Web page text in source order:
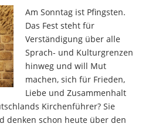
Am Sonntag ist Pfingsten.
Das Fest steht für
Verständigung über alle
Sprach- und Kulturgrenzen
hinweg und will Mut
machen, sich für Frieden,
Liebe und Zusammenhalt
Kirchenführer? Sie
denken schon heute über den